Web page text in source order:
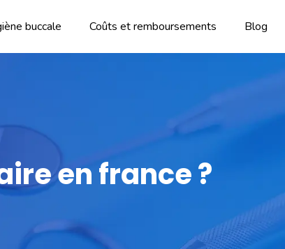
buccale Coûts et remboursements Blog
en france ?